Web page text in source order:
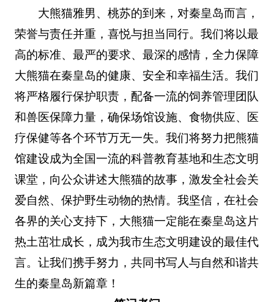
大熊猫雅男、桃苏的到来，对秦皇岛而言，
荣誉与责任并重，喜悦与担当同行。我们将以最
高的标准、最严的要求、最深的感情，全力保障
大熊猫在秦皇岛的健康、安全和幸福生活。我们
将严格履行保护职责，配备一流的饲养管理团队
和兽医保障力量，确保场馆设施、食物供应、医
疗保健等各个环节万无一失。我们将努力把熊猫
馆建设成为全国一流的科普教育基地和生态文明
课堂，向公众讲述大熊猫的故事，激发全社会关
爱自然、保护野生动物的热情。我坚信，在社会
各界的关心支持下，大熊猫一定能在秦皇岛这片
热土茁壮成长，成为我市生态文明建设的最佳代
言。让我们携手努力，共同书写人与自然和谐共
生的秦皇岛新篇章！